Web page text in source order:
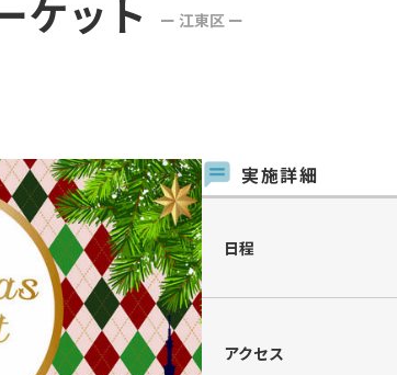
ケット ー 江東区 ー
実施詳細
日程
アクセス